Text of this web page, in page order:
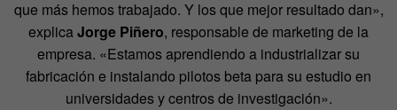
que más hemos trabajado. Y los que mejor resultado dan»,
explicaJorge Piñero, responsable de marketing de la
empresa. «Estamos aprendiendo a industrializar su
fabricación e instalando pilotos beta para su estudio en
universidades y centros de investigación».